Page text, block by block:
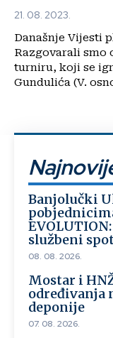
21. 08. 2023.
Današnje Vijesti
Razgovarali smo
turniru, koji se
Gundulića (V.
Banjolučki
službeni
08. 08. 2026.
Mostar i
određivanja
deponije
07. 08. 2026.